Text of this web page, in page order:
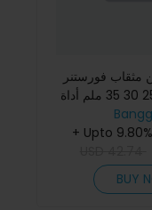
من مثقاب فورستنر
دريلبرو 15 20 25 30 35 ملم أداة
للأخشاب آلة قوة
+ Upto
BUY